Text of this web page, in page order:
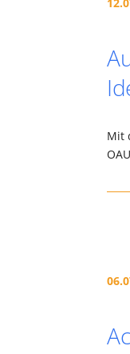
Mit